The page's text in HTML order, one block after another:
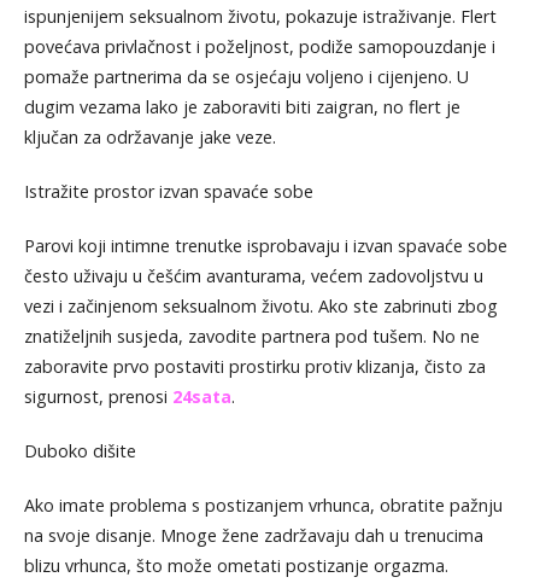
ispunjenijem seksualnom životu, pokazuje istraživanje. Flert
povećava privlačnost i poželjnost, podiže samopouzdanje i
pomaže partnerima da se osjećaju voljeno i cijenjeno. U
dugim vezama lako je zaboraviti biti zaigran, no flert je
ključan za održavanje jake veze.
Istražite prostor izvan spavaće sobe
Parovi koji intimne trenutke isprobavaju i izvan spavaće sobe
često uživaju u češćim avanturama, većem zadovoljstvu u
vezi i začinjenom seksualnom životu. Ako ste zabrinuti zbog
znatiželjnih susjeda, zavodite partnera pod tušem. No ne
zaboravite prvo postaviti prostirku protiv klizanja, čisto za
sigurnost, prenosi 24sata.
Duboko dišite
Ako imate problema s postizanjem vrhunca, obratite pažnju
na svoje disanje. Mnoge žene zadržavaju dah u trenucima
blizu vrhunca, što može ometati postizanje orgazma.